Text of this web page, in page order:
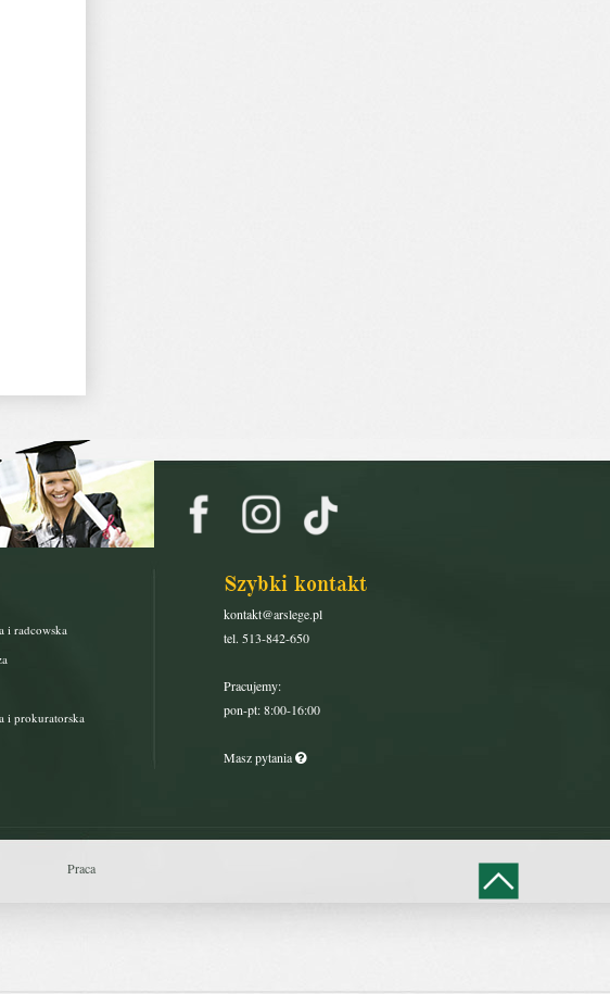
i radcowska
i prokuratorska
Szybki kontakt
kontakt@arslege.pl
tel. 513-842-650
Pracujemy:
pon-pt: 8:00-16:00
Masz pytania
Praca